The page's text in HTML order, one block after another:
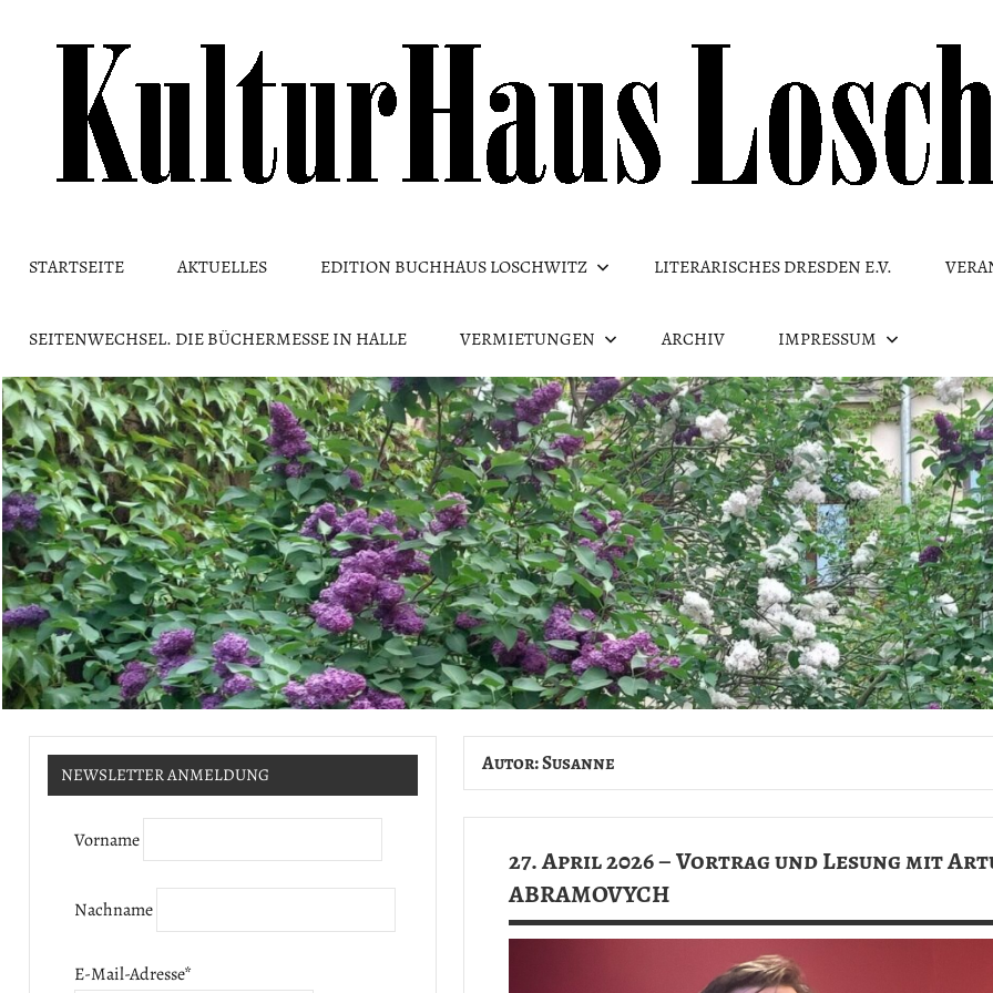
STARTSEITE AKTUELLES EDITION BUCHHAUS LOSCHWITZ LITERARISCHES DRESDEN E.V.
SEITENWECHSEL. DIE BÜCHERMESSE IN HALLE VERMIETUNGEN ARCHIV IMPRESSUM
Autor:Susanne
27. April 2026 – Vortrag und Lesung mit
ABRAMOVYCH
NEWSLETTER ANMELDUNG
Vorname
Nachname
E-Mail-Adresse*